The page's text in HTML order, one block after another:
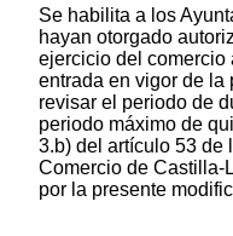
Se habilita a los
hayan otorgado
ejercicio del comercio
entrada en vigor de la
revisar el periodo de
periodo máximo de
3.b) del artículo 53 de
Comercio de Castilla-
por la presente